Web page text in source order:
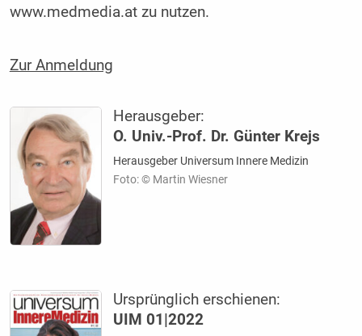
www.medmedia.at zu nutzen.
Zur Anmeldung
Herausgeber:
O. Univ.-Prof. Dr. Günter Krejs
Herausgeber Universum Innere Medizin
Foto: © Martin Wiesner
Ursprünglich erschienen:
UIM 01|2022